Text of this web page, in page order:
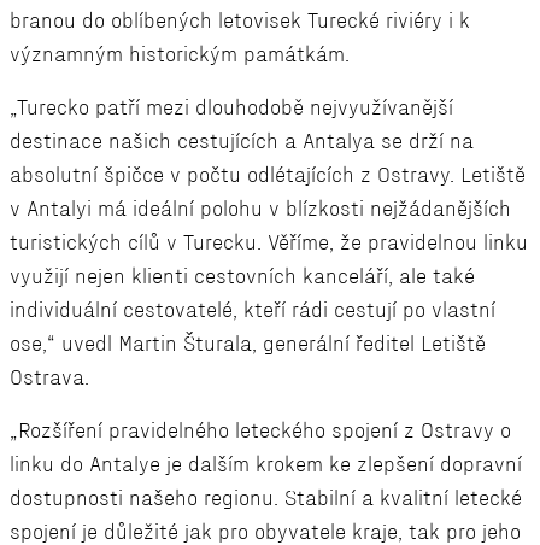
branou do oblíbených letovisek Turecké riviéry i k
významným historickým památkám.
„Turecko patří mezi dlouhodobě nejvyužívanější
destinace našich cestujících a Antalya se drží na
absolutní špičce v počtu odlétajících z Ostravy. Letiště
v Antalyi má ideální polohu v blízkosti nejžádanějších
turistických cílů v Turecku. Věříme, že pravidelnou linku
využijí nejen klienti cestovních kanceláří, ale také
individuální cestovatelé, kteří rádi cestují po vlastní
ose,“ uvedl Martin Šturala, generální ředitel Letiště
Ostrava.
„Rozšíření pravidelného leteckého spojení z Ostravy o
linku do Antalye je dalším krokem ke zlepšení dopravní
dostupnosti našeho regionu. Stabilní a kvalitní letecké
spojení je důležité jak pro obyvatele kraje, tak pro jeho